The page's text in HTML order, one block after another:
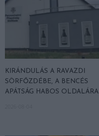
KIRÁNDULÁS A RAVAZDI
SÖRFŐZDÉBE, A BENCÉS
APÁTSÁG HABOS OLDALÁRA